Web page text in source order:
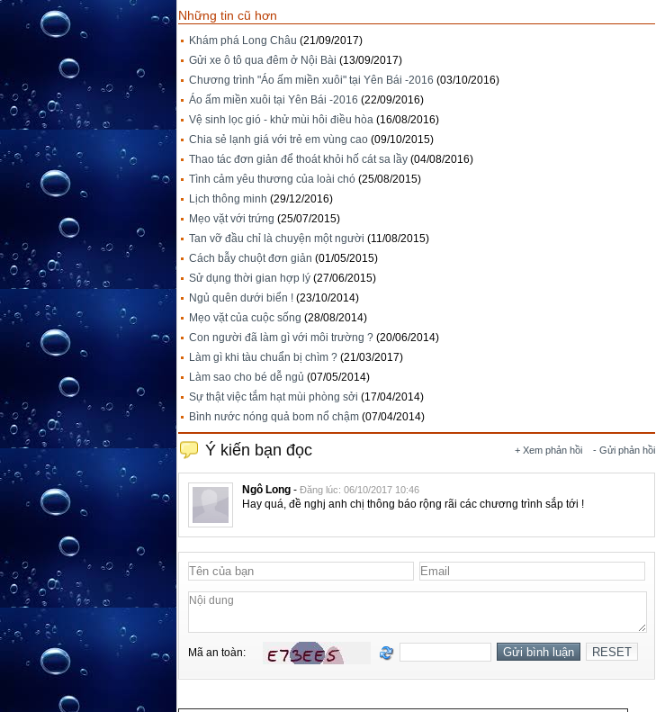
Những tin cũ hơn
Khám phá Long Châu (21/09/2017)
Gửi xe ô tô qua đêm ở Nội Bài (13/09/2017)
Chương trình "Áo ấm miền xuôi" tại Yên Bái -2016 (03/10/2016)
Áo ấm miền xuôi tại Yên Bái -2016 (22/09/2016)
Vệ sinh lọc gió - khử mùi hôi điều hòa (16/08/2016)
Chia sẻ lạnh giá với trẻ em vùng cao (09/10/2015)
Thao tác đơn giản để thoát khỏi hố cát sa lầy (04/08/2016)
Tình cảm yêu thương của loài chó (25/08/2015)
Lịch thông minh (29/12/2016)
Mẹo vặt với trứng (25/07/2015)
Tan vỡ đầu chỉ là chuyện một người (11/08/2015)
Cách bẫy chuột đơn giản (01/05/2015)
Sử dụng thời gian hợp lý (27/06/2015)
Ngủ quên dưới biển ! (23/10/2014)
Mẹo vặt của cuộc sống (28/08/2014)
Con người đã làm gì với môi trường ? (20/06/2014)
Làm gì khi tàu chuẩn bị chìm ? (21/03/2017)
Làm sao cho bé dễ ngủ (07/05/2014)
Sự thật việc tắm hạt mùi phòng sởi (17/04/2014)
Bình nước nóng quả bom nổ chậm (07/04/2014)
+ Xem phản hồi - Gửi phản hồi
Ý kiến bạn đọc
Ngô Long - Đăng lúc: 06/10/2017 10:46
Hay quá, đề nghj anh chị thông báo rộng rãi các chương trình sắp tới !
Mã an toàn: